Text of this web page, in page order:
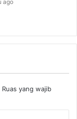
ago
Ruas yang wajib